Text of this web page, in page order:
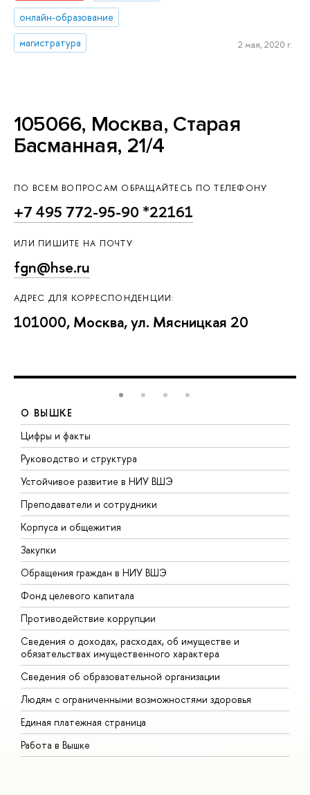
онлайн-образование
магистратура
2 мая, 2020 г.
105066, Москва, Старая
Басманная, 21/4
ПО ВСЕМ ВОПРОСАМ ОБРАЩАЙТЕСЬ ПО ТЕЛЕФОНУ
+7 495 772-95-90 *22161
ИЛИ ПИШИТЕ НА ПОЧТУ
fgn@hse.ru
АДРЕС ДЛЯ КОРРЕСПОНДЕНЦИИ:
101000, Москва, ул. Мясницкая 20
О ВЫШКЕ
Цифры и факты
Руководство и структура
Устойчивое развитие в НИУ ВШЭ
Преподаватели и сотрудники
Корпуса и общежития
Закупки
Обращения граждан в НИУ ВШЭ
Фонд целевого капитала
Противодействие коррупции
Сведения о доходах, расходах, об имуществе и
обязательствах имущественного характера
Сведения об образовательной организации
Людям с ограниченными возможностями здоровья
Единая платежная страница
Работа в Вышке